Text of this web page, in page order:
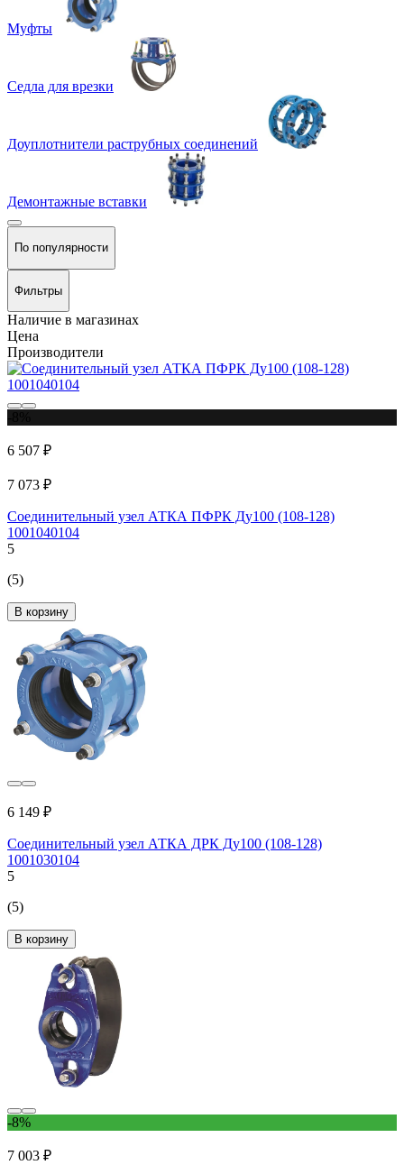
Муфты
Седла для врезки
Доуплотнители раструбных соединений
Демонтажные вставки
По популярности
Фильтры
Наличие в магазинах
Цена
Производители
6 507 ₽
7 073 ₽
Соединительный узел АТКА ПФРК Ду100 (108-128)
1001040104
5
(5)
В корзину
6 149 ₽
Соединительный узел АТКА ДРК Ду100 (108-128)
1001030104
5
(5)
В корзину
-8%
7 003 ₽